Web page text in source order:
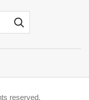
reserved.